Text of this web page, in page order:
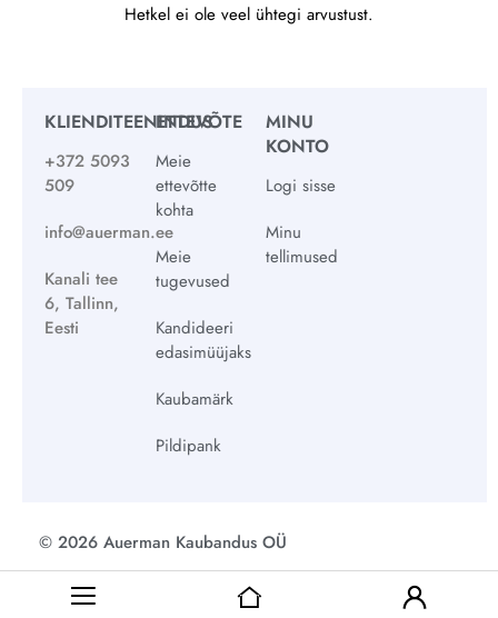
Hetkel ei ole veel ühtegi arvustust.
KLIENDITEENINDUS
+372 5093
509
info@auerman.ee
Kanali tee
6, Tallinn,
Eesti
ETTEVÕTE
Meie
ettevõtte
kohta
Meie
tugevused
Kandideeri
edasimüüjaks
Kaubamärk
Pildipank
MINU
KONTO
Logi sisse
Minu
tellimused
© 2026 Auerman Kaubandus OÜ